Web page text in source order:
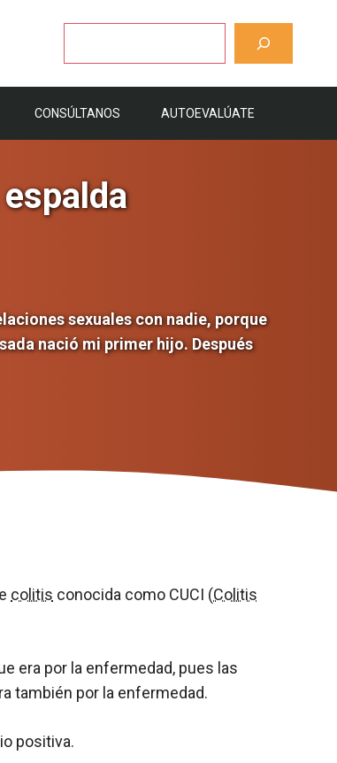
CONSÚLTANOS AUTOEVALÚATE
sexuales con nadie, porque
nació mi primer hijo. Después
colitis conocida como CUCI (Colitis
era por la enfermedad, pues las
también por la enfermedad.
positiva.